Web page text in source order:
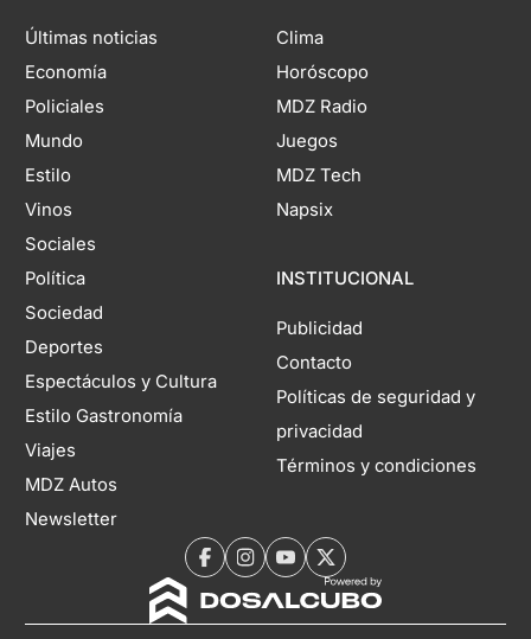
Últimas noticias
Economía
Policiales
Mundo
Estilo
Vinos
Sociales
Política
Sociedad
Deportes
Espectáculos y Cultura
Estilo Gastronomía
Viajes
MDZ Autos
Newsletter
Clima
Horóscopo
MDZ Radio
Juegos
MDZ Tech
Napsix
INSTITUCIONAL
Publicidad
Contacto
Políticas de seguridad y
privacidad
Términos y condiciones